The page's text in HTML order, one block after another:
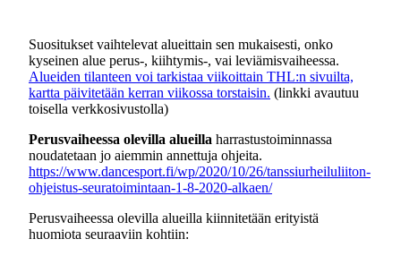
Suositukset vaihtelevat alueittain sen mukaisesti, onko
kyseinen alue perus-, kiihtymis-, vai leviämisvaiheessa.
Alueiden tilanteen voi tarkistaa viikoittain THL:n sivuilta,
kartta päivitetään kerran viikossa torstaisin. (linkki avautuu
toisella verkkosivustolla)
Perusvaiheessa olevilla alueilla harrastustoiminnassa
noudatetaan jo aiemmin annettuja ohjeita.
https://www.dancesport.fi/wp/2020/10/26/tanssiurheiluliiton-
ohjeistus-seuratoimintaan-1-8-2020-alkaen/
Perusvaiheessa olevilla alueilla kiinnitetään erityistä
huomiota seuraaviin kohtiin: